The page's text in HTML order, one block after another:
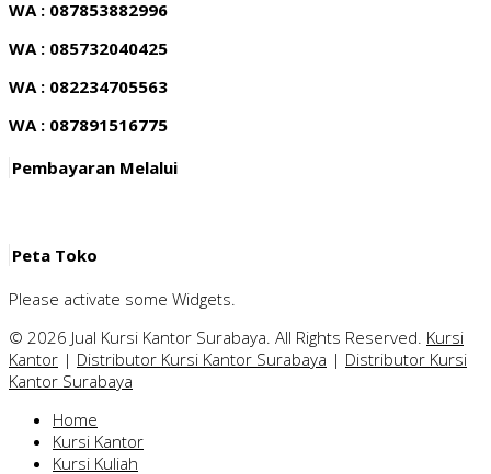
WA : 087853882996
WA : 085732040425
WA : 082234705563
WA : 087891516775
Pembayaran Melalui
Peta Toko
Please activate some Widgets.
© 2026 Jual Kursi Kantor Surabaya. All Rights Reserved. Kursi
Kantor | Distributor Kursi Kantor Surabaya | Distributor Kursi
Kantor Surabaya
Home
Kursi Kantor
Kursi Kuliah